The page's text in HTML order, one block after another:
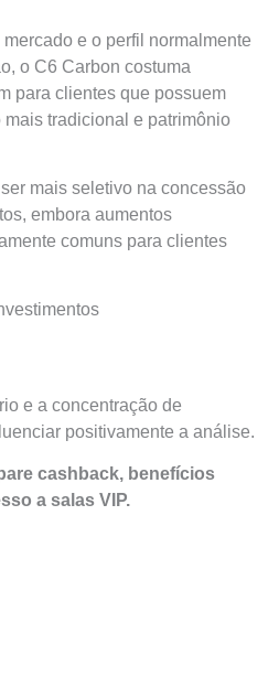
e o perfil normalmente
o C6 Carbon costuma
para clientes que possuem
tradicional e patrimônio
mais seletivo na concessão
embora aumentos
comuns para clientes
e a concentração de
positivamente a análise.
cashback, benefícios
a salas VIP.